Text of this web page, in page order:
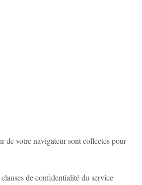
de votre navigateur sont collectés pour
de confidentialité du service